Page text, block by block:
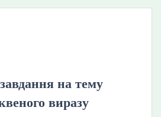
на тему
виразу